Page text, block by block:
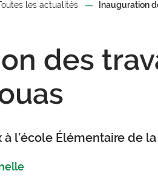
les actualités Inauguration
des
l’école Élémentaire de